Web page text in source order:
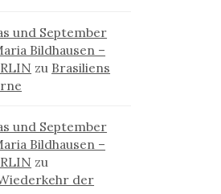
und September
Bildhausen –
zu Brasiliens
und September
Bildhausen –
zu
der